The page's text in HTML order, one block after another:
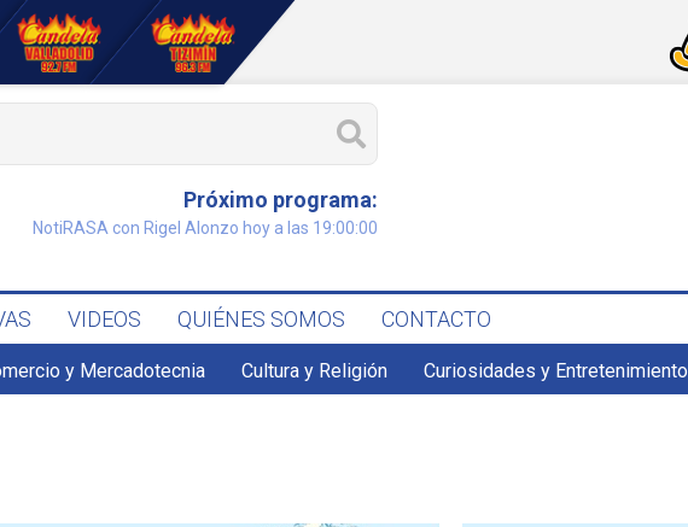
Próximo programa:
NotiRASA con Rigel Alonzo hoy a las 19:00:00
VIDEOS QUIÉNES SOMOS CONTACTO
y Mercadotecnia Cultura y Religión Curiosidades y Entretenimiento